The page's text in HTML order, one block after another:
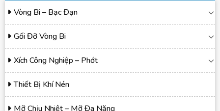
Vòng Bi – Bạc Đạn
Gối Đỡ Vòng Bi
Xích Công Nghiệp – Phớt
Thiết Bị Khí Nén
Mỡ Chịu Nhiệt – Mỡ Đa Năng